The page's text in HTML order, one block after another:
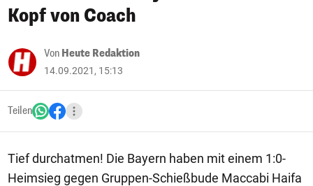
Kopf von Coach
Von Heute Redaktion
14.09.2021, 15:13
Teilen
Tief durchatmen! Die Bayern haben mit einem 1:0-
Heimsieg gegen Gruppen-Schießbude Maccabi Haifa